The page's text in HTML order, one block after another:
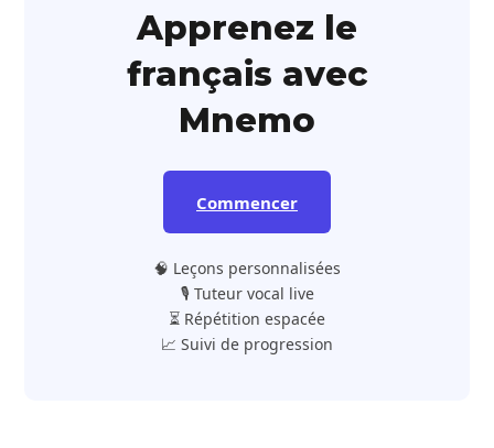
Apprenez le
français avec
Mnemo
Commencer
🧠 Leçons personnalisées
🎙️ Tuteur vocal live
⏳ Répétition espacée
📈 Suivi de progression